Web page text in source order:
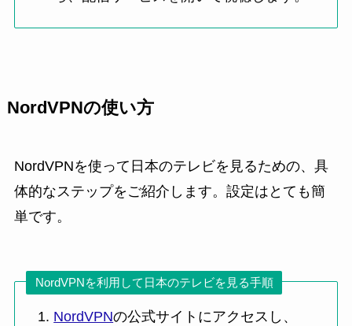
NordVPNの使い方
NordVPNを使って日本のテレビを見るための、具
体的なステップをご紹介します。設定はとても簡
単です。
NordVPNを利用して日本のテレビを見る手順
NordVPNの公式サイトにアクセスし、